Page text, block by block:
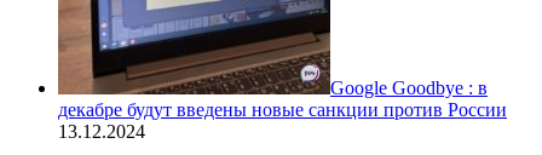
Google Goodbye : в
декабре будут введены новые санкции против России
13.12.2024